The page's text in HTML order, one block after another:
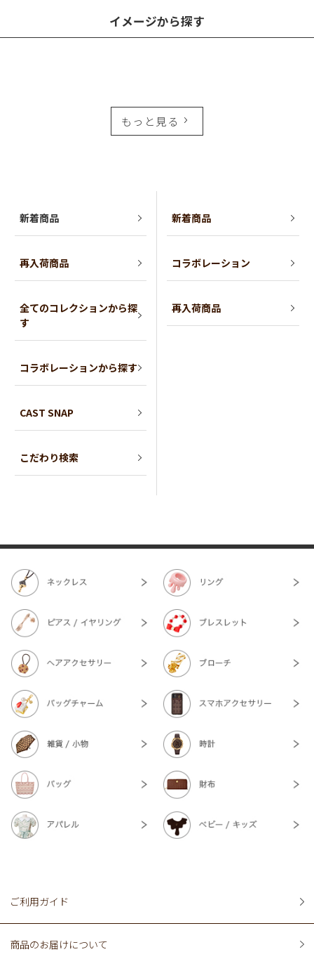
イメージから探す
もっと見る
新着商品
再入荷商品
全てのコレクションから探
す
コラボレーションから探す
CAST SNAP
こだわり検索
新着商品
コラボレーション
再入荷商品
ご利用ガイド
商品のお届けについて